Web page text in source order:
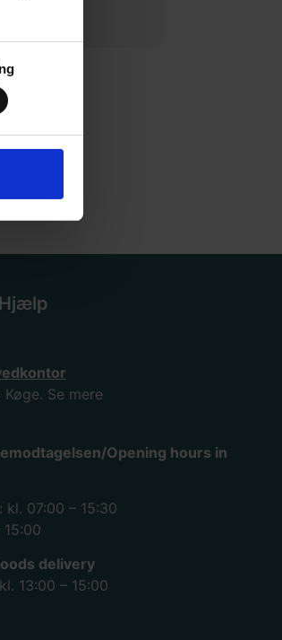
Hjælp
Se mere
Opening hours in
kl. 07:00 – 15:30
delivery
13:00 – 15:00